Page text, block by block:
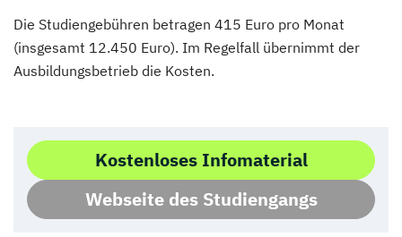
Die Studiengebühren betragen 415 Euro pro Monat
(insgesamt 12.450 Euro). Im Regelfall übernimmt der
Ausbildungsbetrieb die Kosten.
Kostenloses Infomaterial
Webseite des Studiengangs